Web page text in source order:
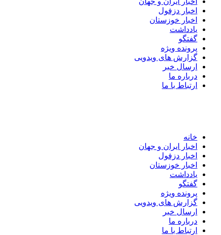
اخبار دزفول
اخبار خوزستان
یادداشت
گفتگو
پرونده ویژه
گزارش های ویدویی
ارسال خبر
درباره ما
ارتباط با ما
خانه
اخبار ایران و جهان
اخبار دزفول
اخبار خوزستان
یادداشت
گفتگو
پرونده ویژه
گزارش های ویدویی
ارسال خبر
درباره ما
ارتباط با ما